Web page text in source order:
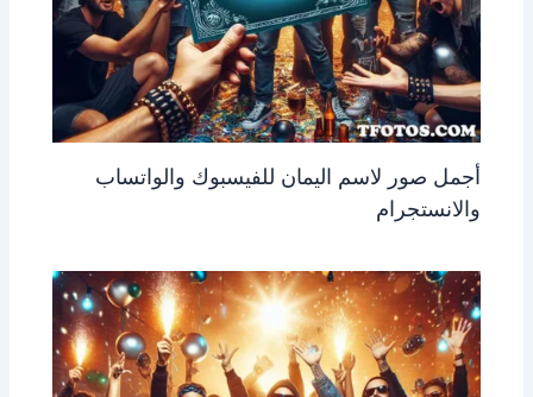
أجمل صور لاسم اليمان للفيسبوك والواتساب
والانستجرام